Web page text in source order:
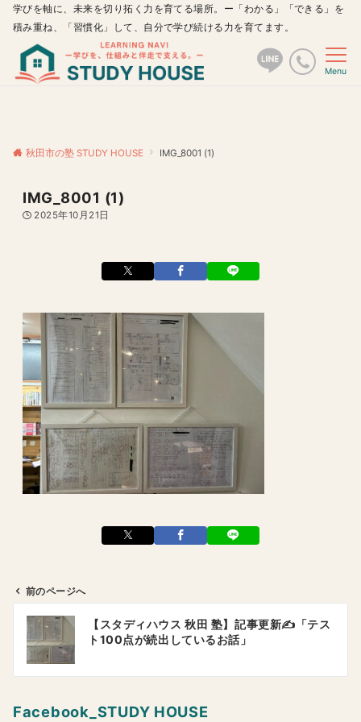
学びを軸に、未来を切り拓く力を育てる場所。ー「わかる」「できる」を
積み重ね、「習慣化」して、自分で学び続ける力を育てます。
Menu
秋田市の塾 STUDY HOUSE IMG_8001 (1)
IMG_8001 (1)
2025年10月21日
ー
前のページへ
【スタディハウス 秋田 塾】記事更新✍️「テス
ト100点が続出しているお話」
Facebook_STUDY HOUSE